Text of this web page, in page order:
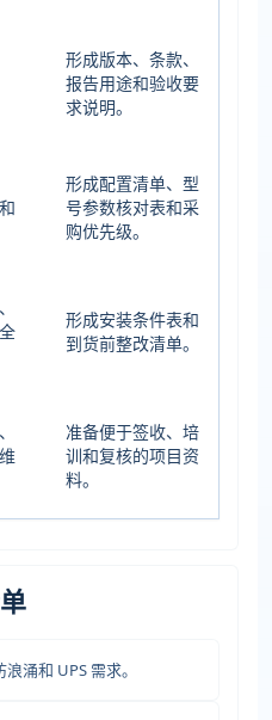
形成版本、条款、
报告用途和验收要
求说明。
形成配置清单、型
号参数核对表和采
购优先级。
形成安装条件表和
到货前整改清单。
准备便于签收、培
训和复核的项目资
料。
涌和 UPS 需求。